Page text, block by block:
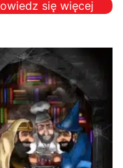
się więcej